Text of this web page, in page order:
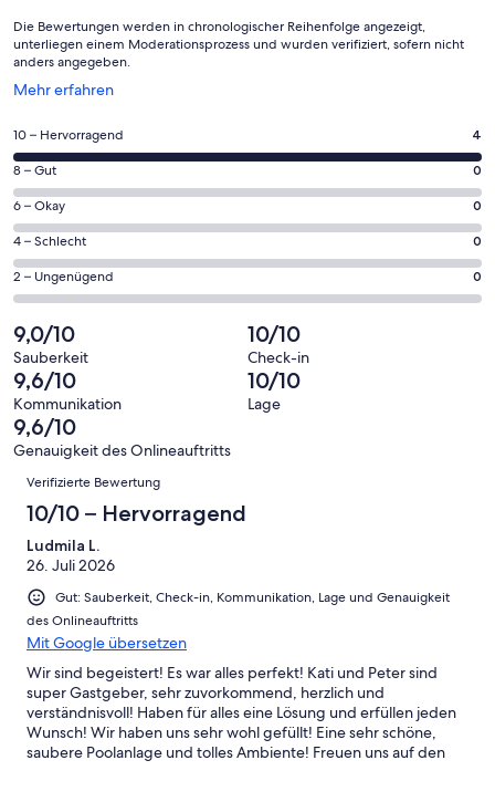
Die Bewertungen werden in chronologischer Reihenfolge angezeigt,
unterliegen einem Moderationsprozess und wurden verifiziert, sofern nicht
anders angegeben.
Mehr erfahren
Wird
einem
neuen
Fenster
geöffnet
4
von
insgesamt
4
Gästebewertungen
haben
eine
Bewertung
von
10
-
Hervorragend
10 – Hervorragend 4
0
von
insgesamt
4
Gästebewertungen
haben
Bewertung
von
8
-
Gut
8 – Gut 0
0
von
insgesamt
4
Gästebewertungen
haben
eine
Bewertung
von
6
-
Okay
6 – Okay 0
0
von
insgesamt
Gästebewertungen
haben
eine
Bewertung
von
4
Schlecht
4 – Schlecht 0
0
von
insgesamt
4
Gästebewertungen
haben
eine
Bewertung
Ungenügend
2 – Ungenügend 0
9,0/10
Sauberkeit
10/10
Check-in
9,6/10
Kommunikation
10/10
Lage
9,6/10
Genauigkeit des Onlineauftritts
Bewertungen
Verifizierte Bewertung
10/10 – Hervorragend
Ludmila L.
26. Juli 2026
Gut: Sauberkeit, Check-in, Kommunikation, Lage und Genauigkeit
des Onlineauftritts
Mit Google übersetzen
Wir sind begeistert! Es war alles perfekt! Kati und Peter sind
super Gastgeber, sehr zuvorkommend, herzlich und
verständnisvoll! Haben für alles eine Lösung und erfüllen jeden
Wunsch! Wir haben uns sehr wohl gefüllt! Eine sehr schöne,
saubere Poolanlage und tolles Ambiente! Freuen uns auf den